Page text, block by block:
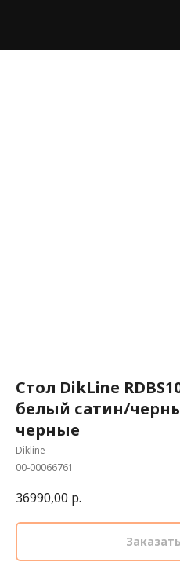
Стол DikLine
белый сатин/
черные
Dikline
00-00066761
36990,00 р.
Заказать